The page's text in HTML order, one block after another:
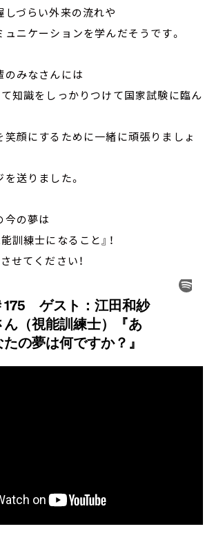
づらい外来の流れや
ニケーションを学んだそうです。
のみなさんには
て知識をしっかりつけて国家試験に臨ん
笑顔にするために一緒に頑張りましょ
送りました。
今の夢は
訓練士になること』！
せてください！